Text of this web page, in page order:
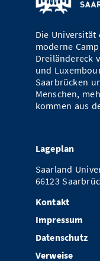
Die Universität
moderne
Dreiländereck
und
Saarbrücken
Menschen,
kommen aus
Lageplan
Saarland
66123
Kontakt
Impressum
Datenschutz
Verweise